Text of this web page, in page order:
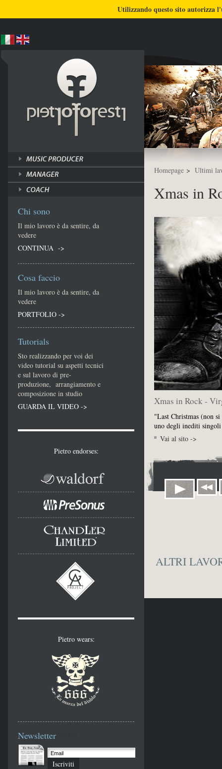
COSA FACCIO ULTIMI LAVORI
Homepage > Ultimi
Xmas in
Xmas in Rock -
"Last Christmas (non
uno degli inediti
Vai al sito ->
ALTRI
Chi sono
Il mio lavoro è da sentire, da
vedere
CONTINUA ->
Cosa faccio
Il mio lavoro è da sentire, da
vedere
PORTFOLIO ->
Tutorials
Sto realizzando per voi dei
video tutorial su aspetti tecnici
e sul lavoro di pre-
produzione, arrangiamento e
composizione in studio
GUARDA IL VIDEO ->
Pietro endorses:
Pietro wears:
Newsletter
Iscriviti
Utilizzando questo sito autorizza